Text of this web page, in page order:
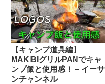
【キャンプ道具編】
MAKIBIグリルPANでキャ
ンプ飯と使用感！ – イーサ
ンチャンネル